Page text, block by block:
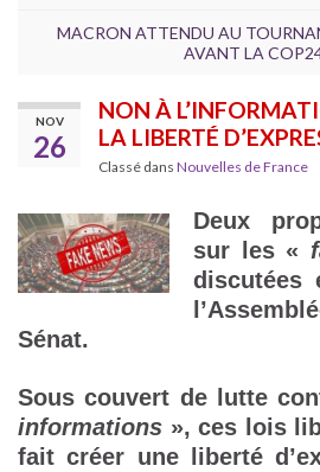
MACRON ATTENDU AU
AVANT LA
NOV
26
NON À
LA LIBERTÉ
Classé dans Nouvelles de France
Deux
sur les «
discutées
Sénat.
Sous couvert de lutte
informations », ces lois
fait créer une liberté